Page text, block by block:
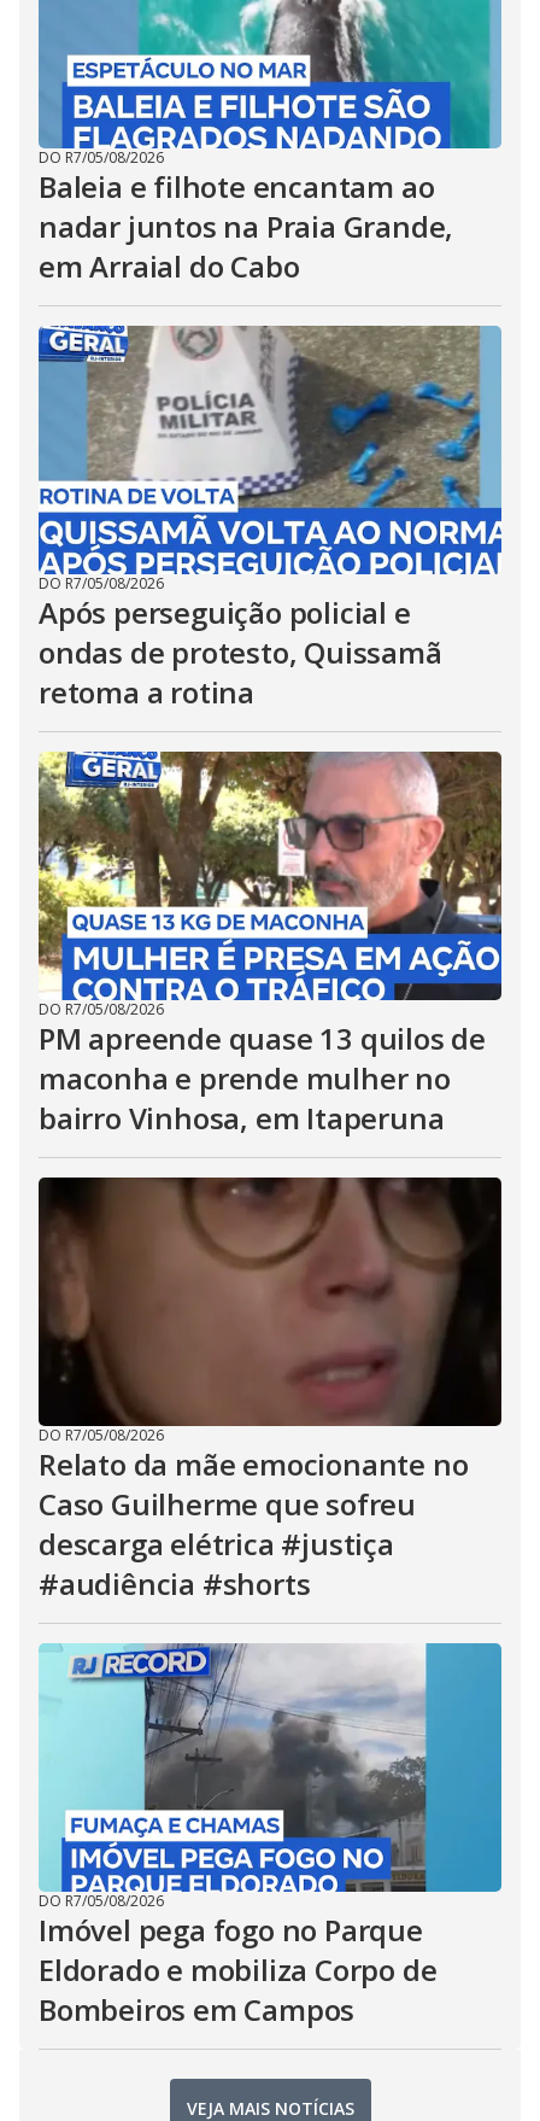
DO R7/05/08/2026
Baleia e filhote encantam ao
nadar juntos na Praia Grande,
em Arraial do Cabo
DO R7/05/08/2026
Após perseguição policial e
ondas de protesto, Quissamã
retoma a rotina
DO R7/05/08/2026
PM apreende quase 13 quilos de
maconha e prende mulher no
bairro Vinhosa, em Itaperuna
DO R7/05/08/2026
Relato da mãe emocionante no
Caso Guilherme que sofreu
descarga elétrica #justiça
#audiência #shorts
DO R7/05/08/2026
Imóvel pega fogo no Parque
Eldorado e mobiliza Corpo de
Bombeiros em Campos
VEJA MAIS NOTÍCIAS